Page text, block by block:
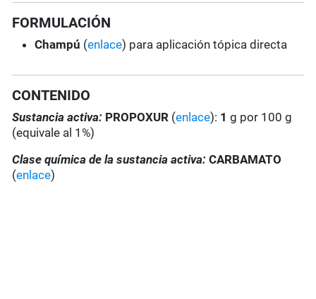
FORMULACIÓN
Champú (enlace) para aplicación tópica directa
CONTENIDO
Sustancia activa: PROPOXUR (enlace): 1g por 100 g
(equivale al 1%)
Clase química de la sustancia activa: CARBAMATO
(enlace)